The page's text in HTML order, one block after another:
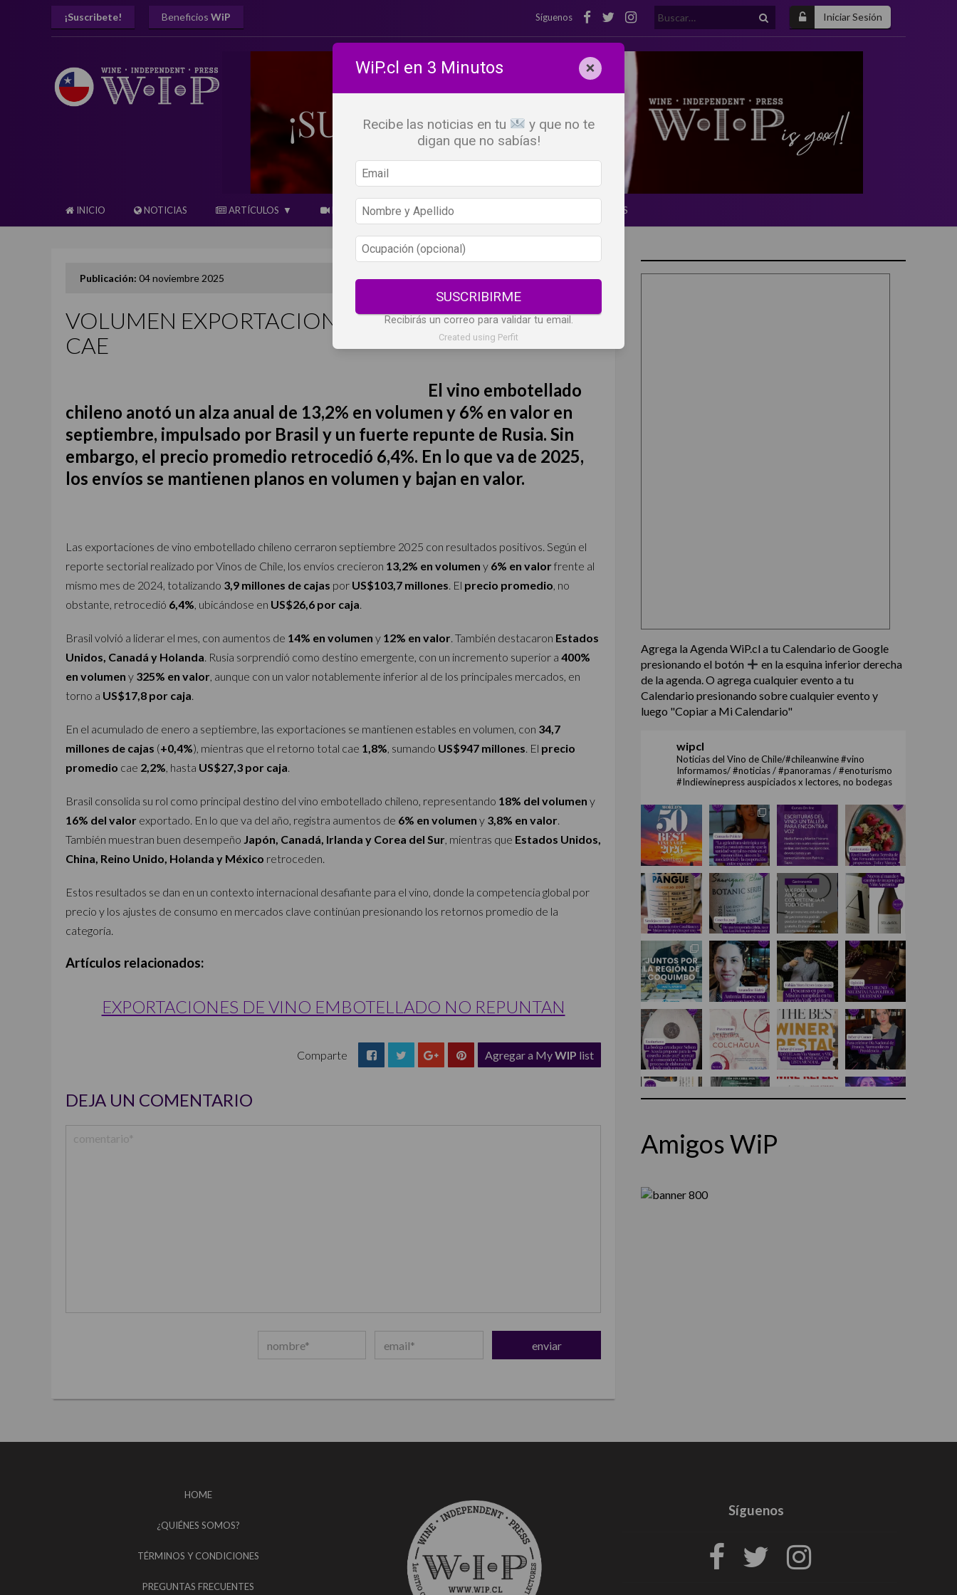
Iniciar Sesión
¡Suscribete! Beneficios WiP Buscar:
Síguenos
INICIO NOTICIAS ARTÍCULOS BEBER X LOS OJOS GLOSARIO DEL VINO PANORAMAS
Publicación: 04 noviembre 2025
VOLUMEN EXPORTACIONES SUBEN, PERO PRECIO
CAE
El vino embotellado
chileno anotó un alza anual de 13,2% en volumen y 6% en valor en
septiembre, impulsado por Brasil y un fuerte repunte de Rusia. Sin
embargo, el precio promedio retrocedió 6,4%. En lo que va de 2025,
los envíos se mantienen planos en volumen y bajan en valor.
Las exportaciones de vino embotellado chileno cerraron septiembre 2025 con resultados positivos. Según el
reporte sectorial realizado por Vinos de Chile, los envíos crecieron 13,2% en volumen y 6% en valorfrente al
mismo mes de 2024, totalizando 3,9 millones de cajas por US$103,7 millones. El precio promedio, no
obstante, retrocedió 6,4%, ubicándose en US$26,6 por caja.
Brasil volvió a liderar el mes, con aumentos de 14% en volumen y 12% en valor. También destacaron Estados
Unidos, Canadá y Holanda. Rusia sorprendió como destino emergente, con un incremento superior a 400%
en volumen y 325% en valor, aunque con un valor notablemente inferior al de los principales mercados, en
torno a US$17,8 por caja.
En el acumulado de enero a septiembre, las exportaciones se mantienen estables en volumen, con 34,7
millones de cajas (+0,4%), mientras que el retorno total cae 1,8%, sumando US$947 millones. El precio
promedio cae 2,2%, hasta US$27,3 por caja.
Brasil consolida su rol como principal destino del vino embotellado chileno, representando 18% del volumen y
16% del valor exportado. En lo que va del año, registra aumentos de 6% en volumen y 3,8% en valor.
También muestran buen desempeño Japón, Canadá, Irlanda y Corea del Sur, mientras que Estados Unidos,
China, Reino Unido, Holanda y México retroceden.
Estos resultados se dan en un contexto internacional desafiante para el vino, donde la competencia global por
precio y los ajustes de consumo en mercados clave continúan presionando los retornos promedio de la
categoría.
Artículos relacionados:
EXPORTACIONES DE VINO EMBOTELLADO NO REPUNTAN
Comparte Agregar a MyWIP list
DEJA UN COMENTARIO
Agrega la Agenda WiP.cl a tu Calendario de Google
presionando el botón
en la esquina inferior derecha
de la agenda. O agrega cualquier evento a tu
Calendario presionando sobre cualquier evento y
luego "Copiar a Mi Calendario"
wipcl
Noticias del Vino de Chile/#chileanwine #vino
Informamos/ #noticias / #panoramas / #enoturismo
#Indiewinepress auspiciados x lectores, no bodegas
Amigos WiP
HOME
¿QUIÉNES SOMOS?
TÉRMINOS Y CONDICIONES
PREGUNTAS FRECUENTES
Síguenos
WiP.cl en 3 Minutos ×
Recibe las noticias en tu
y que no te
digan que no sabías!
SUSCRIBIRME
Recibirás un correo para validar tu email.
Created using Perfit